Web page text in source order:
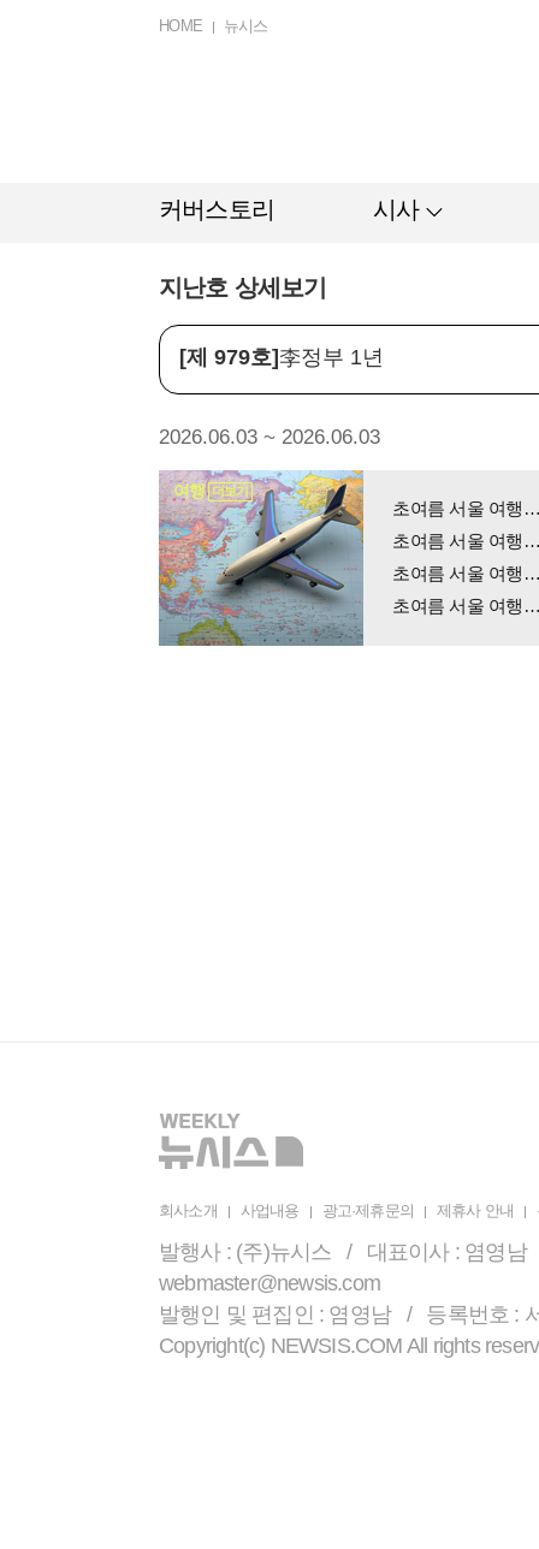
HOME 뉴시스
커버스토리 시사
지난호 상세보기
[제 979호] 李정부 1년
2026.06.03 ~ 2026.06.03
여행 더보기
초여름 서울 여행
초여름 서울 여행
초여름 서울 여행
초여름 서울 여행
회사소개 사업내용 광고·제휴문의 제휴사 안내
발행사 : (주)뉴시스 / 대표이사 : 염영
webmaster@newsis.com
발행인 및 편집인 : 염영남 / 등록번호 :
Copyright(c) NEWSIS.COM All rights